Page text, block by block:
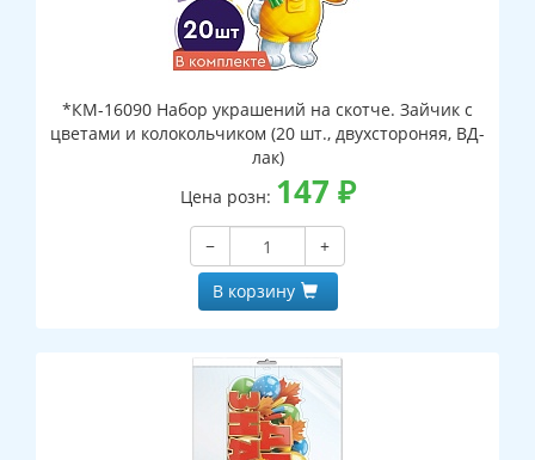
*КМ-16090 Набор украшений на скотче. Зайчик с
цветами и колокольчиком (20 шт., двухстороняя, ВД-
лак)
Цена розн: 147 ₽
−
+
В корзину